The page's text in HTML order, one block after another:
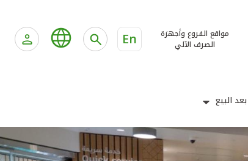
مواقع الفروع وأجهزة
الصرف الآلي
En
البيع